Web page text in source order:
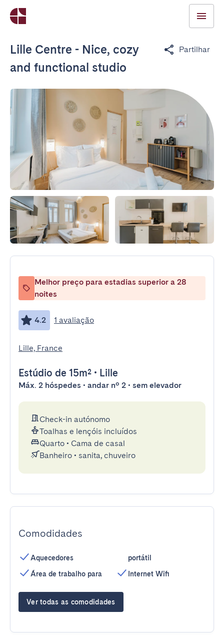
Lille Centre - Nice, cozy
and functional studio
Partilhar
Melhor preço para estadias superior a 28
noites
4.2 1 avaliação
Lille, France
Estúdio de 15m² • Lille
Máx. 2 hóspedes • andar nº 2 • sem elevador
Check-in autónomo
Toalhas e lençóis incluídos
Quarto • Cama de casal
Banheiro • sanita, chuveiro
Comodidades
Aquecedores
Área de trabalho para
portátil
Internet Wifi
Ver todas as comodidades